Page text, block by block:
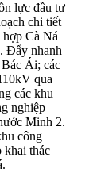
lực đầu tư
chi tiết
Cà Ná
Đẩy nhanh
Ái; các
qua
các khu
nghiệp
Minh 2.
công
khai thác